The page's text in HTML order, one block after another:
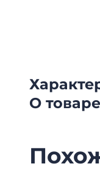
О товаре